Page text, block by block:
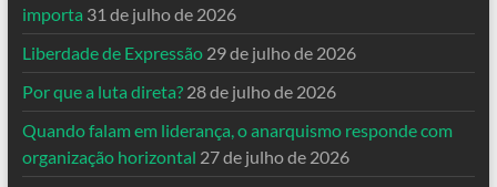
importa 31 de julho de 2026
Liberdade de Expressão 29 de julho de 2026
Por que a luta direta? 28 de julho de 2026
Quando falam em liderança, o anarquismo responde com
organização horizontal 27 de julho de 2026